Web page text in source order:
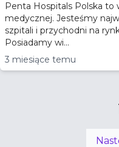
Penta Hospitals Polska to
medycznej. Jesteśmy
szpitali i przychodni na
Posiadamy wi...
3 miesiące temu